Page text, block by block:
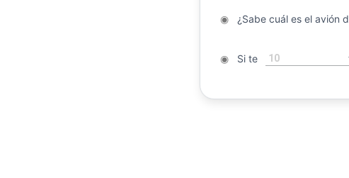
◉¿Sabe cuál es el avión
◉Si te 10